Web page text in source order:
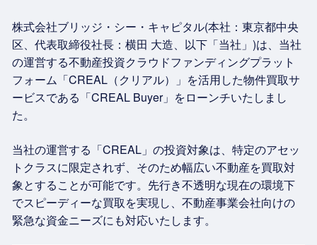
株式会社ブリッジ・シー・キャピタル(本社：東京都中央
区、代表取締役社長：横田 大造、以下「当社」)は、当社
の運営する不動産投資クラウドファンディングプラット
フォーム「CREAL（クリアル）」を活用した物件買取サ
ービスである「CREAL Buyer」をローンチいたしまし
た。
当社の運営する「CREAL」の投資対象は、特定のアセッ
トクラスに限定されず、そのため幅広い不動産を買取対
象とすることが可能です。先行き不透明な現在の環境下
でスピーディーな買取を実現し、不動産事業会社向けの
緊急な資金ニーズにも対応いたします。